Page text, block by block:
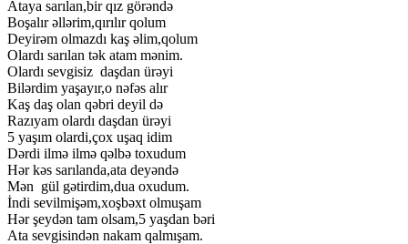
Ataya sarılan,bir qız görəndə
Boşalır əllərim,qırılır qolum
Deyirəm olmazdı kaş əlim,qolum
Olardı sarılan tək atam mənim.
Olardı sevgisiz daşdan ürəyi
Bilərdim yaşayır,o nəfəs alır
Kaş daş olan qəbri deyil də
Razıyam olardı daşdan ürəyi
5 yaşım olardi,çox uşaq idim
Dərdi ilmə ilmə qəlbə toxudum
Hər kəs sarılanda,ata deyəndə
Mən gül gətirdim,dua oxudum.
İndi sevilmişəm,xoşbəxt olmuşam
Hər şeydən tam olsam,5 yaşdan bəri
Ata sevgisindən nakam qalmışam.